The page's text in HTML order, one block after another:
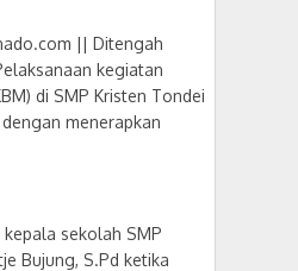
|| Ditengah
kegiatan
di SMP Kristen Tondei
menerapkan
sekolah SMP
Bujung, S.Pd ketika